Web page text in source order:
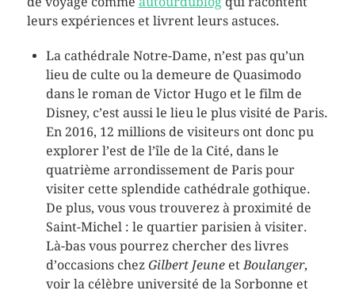
leurs expériences et livrent leurs astuces.
La cathédrale Notre-Dame, n’est pas qu’un
lieu de culte ou la demeure de Quasimodo
dans le roman de Victor Hugo et le film de
Disney, c’est aussi le lieu le plus visité de Paris.
En 2016, 12 millions de visiteurs ont donc pu
explorer l’est de l’île de la Cité, dans le
quatrième arrondissement de Paris pour
visiter cette splendide cathédrale gothique.
De plus, vous vous trouverez à proximité de
Saint-Michel : le quartier parisien à visiter.
Là-bas vous pourrez chercher des livres
d’occasions chez Gilbert Jeuneet Boulanger,
voir la célèbre université de la Sorbonne et